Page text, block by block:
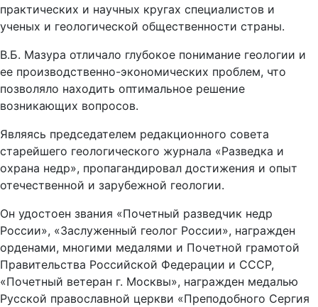
практических и научных кругах специалистов и
ученых и геологической общественности страны.
В.Б. Мазура отличало глубокое понимание геологии и
ее производственно-экономических проблем, что
позволяло находить оптимальное решение
возникающих вопросов.
Являясь председателем редакционного совета
старейшего геологического журнала «Разведка и
охрана недр», пропагандировал достижения и опыт
отечественной и зарубежной геологии.
Он удостоен звания «Почетный разведчик недр
России», «Заслуженный геолог России», награжден
орденами, многими медалями и Почетной грамотой
Правительства Российской Федерации и СССР,
«Почетный ветеран г. Москвы», награжден медалью
Русской православной церкви «Преподобного Сергия